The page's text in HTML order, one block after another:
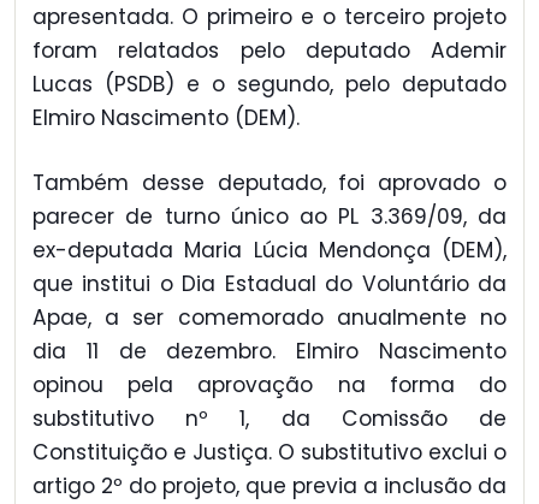
apresentada. O primeiro e o terceiro projeto
foram relatados pelo deputado Ademir
Lucas (PSDB) e o segundo, pelo deputado
Elmiro Nascimento (DEM).
Também desse deputado, foi aprovado o
parecer de turno único ao PL 3.369/09, da
ex-deputada Maria Lúcia Mendonça (DEM),
que institui o Dia Estadual do Voluntário da
Apae, a ser comemorado anualmente no
dia 11 de dezembro. Elmiro Nascimento
opinou pela aprovação na forma do
substitutivo nº 1, da Comissão de
Constituição e Justiça. O substitutivo exclui o
artigo 2º do projeto, que previa a inclusão da